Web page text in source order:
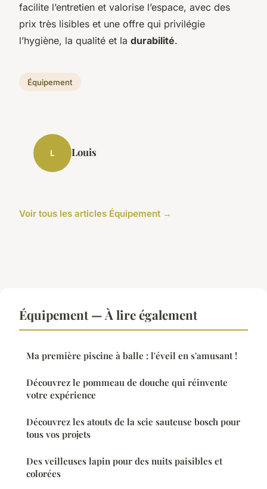
facilite l’entretien et valorise l’espace, avec des
prix très lisibles et une offre qui privilégie
l’hygiène, la qualité et la durabilité.
Équipement
L Louis
Voir tous les articles Équipement →
Équipement — À lire également
Ma première piscine à balle : l'éveil en s'amusant !
Découvrez le pommeau de douche qui réinvente
votre expérience
Découvrez les atouts de la scie sauteuse bosch pour
tous vos projets
Des veilleuses lapin pour des nuits paisibles et
colorées